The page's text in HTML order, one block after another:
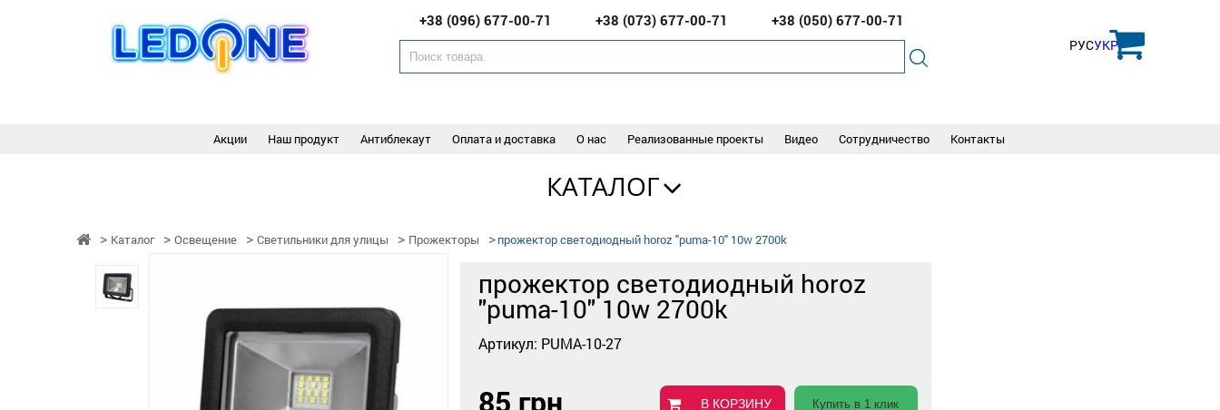
Акции Наш продукт Антиблекаут Оплата и доставка О нас Реализованные проекты Видео Сотрудничество Контакты
+38 (096) 677-00-71 +38 (073) 677-00-71 +38 (050) 677-00-71
РУСУКР
КАТАЛОГ
Каталог Освещение Светильники для улицы Прожекторы прожектор светодиодный horoz "puma-10" 10w 2700k
прожектор светодиодный horoz
"puma-10" 10w 2700k
Артикул: PUMA-10-27
85 грн В КОРЗИНУ Купить в 1 клик